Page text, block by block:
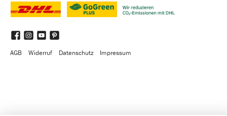
FacebookInstagram
YouTubePinterest
AGB
Widerruf Datenschutz Impressum